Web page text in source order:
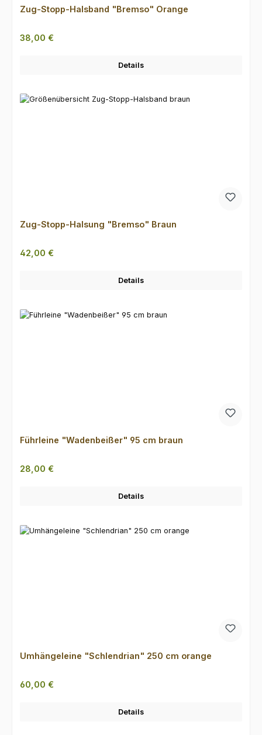
Zug-Stopp-Halsband "Bremso" Orange
Regulärer Preis:
38,00 €
Details
Zug-Stopp-Halsung "Bremso" Braun
Regulärer Preis:
42,00 €
Details
Führleine "Wadenbeißer" 95 cm braun
Regulärer Preis:
28,00 €
Details
Umhängeleine "Schlendrian" 250 cm orange
Regulärer Preis:
60,00 €
Details